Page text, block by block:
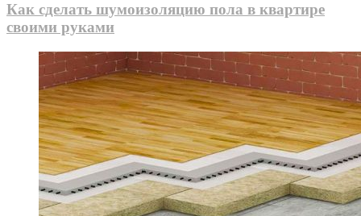
Как сделать шумоизоляцию пола в квартире
своими руками